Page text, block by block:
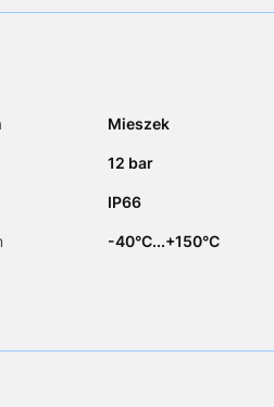
Mieszek
12 bar
IP66
-40°C...+150°C